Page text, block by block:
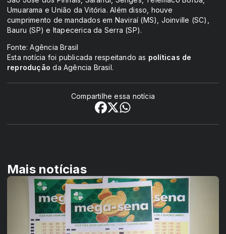
Umuarama e União da Vitória. Além disso, houve
cumprimento de mandados em Naviraí (MS), Joinville (SC),
Bauru (SP) e Itapecerica da Serra (SP).
Fonte: Agência Brasil
Esta notícia foi publicada respeitando as políticas de
reprodução da Agência Brasil.
Compartilhe essa notícia
Mais notícias